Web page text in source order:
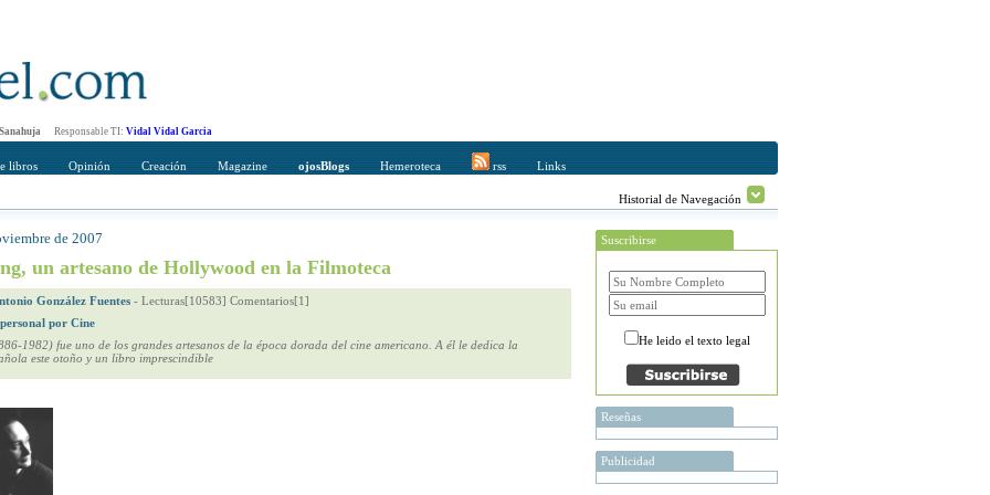
Responsable TI: Vidal Vidal Garcia
libros Opinión Creación Magazine ojosBlogs Hemeroteca rss Links
Historial de Navegación
Direccción de correo del destinatario
de 2007
un artesano de Hollywood en la Filmoteca
González Fuentes - Lecturas[10583] Comentarios[1]
por Cine
1982) fue uno de los grandes artesanos de la época dorada del cine americano. A él le dedica la
este otoño y un libro imprescindible
Suscribirse
He leido el texto legal
Reseñas
Publicidad